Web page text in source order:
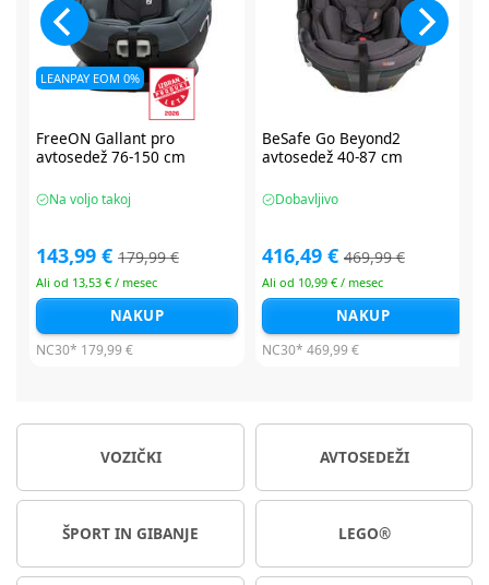
BeSafe Go Beyond2
avtosedež 40-87 cm
Dobavljivo
416,49 € 469,99 €
Ali od 10,99 € / mesec
NAKUP
NC30* 469,99 €
BeSafe Go Beyond2
avtosedež 40-87 cm
Dobavljivo
416,49 € 479,99 €
Ali od 10,99 € / mesec
NAKUP
NC30* 479,99 €
VOZIČKI AVTOSEDEŽI
ŠPORT IN GIBANJE LEGO®